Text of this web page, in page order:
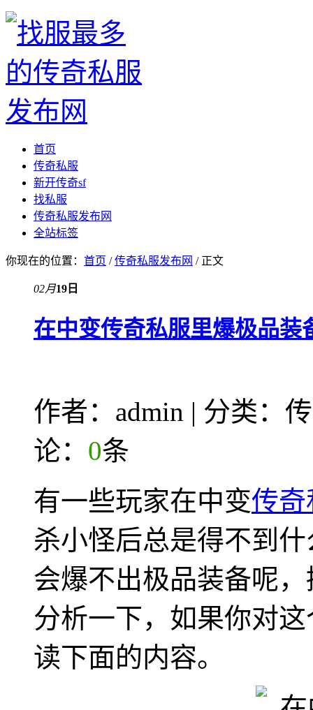
首页
传奇私服
新开传奇sf
找私服
传奇私服发布网
全站标签
你现在的位置： 首页 /传奇私服发布网 / 正文
02月19日
在中变传奇私服里爆极品装
作者：admin | 分类：
论： 0条
有一些玩家在中变传奇
杀小怪后总是得不到
会爆不出极品装备呢
分析一下，如果你对
读下面的内容。